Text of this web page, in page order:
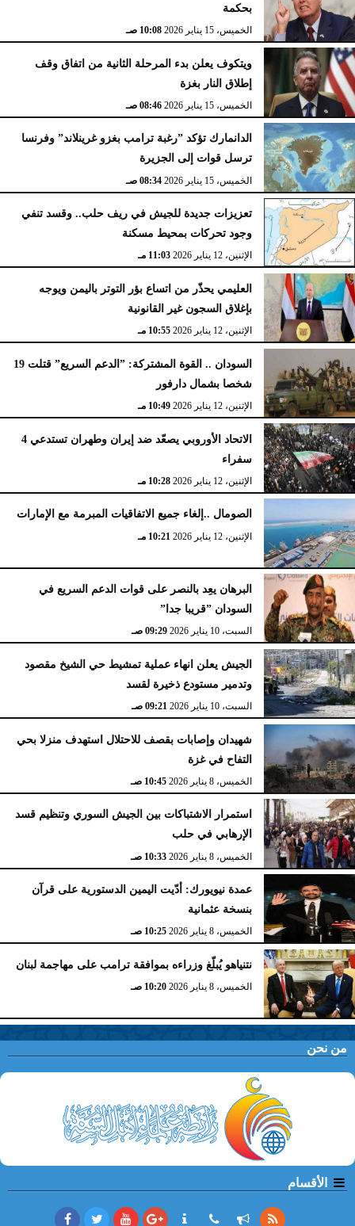
بحكمة
الخميس، 15 يناير 2026 10:08 صـ
ويتكوف يعلن بدء المرحلة الثانية من اتفاق وقف
إطلاق النار بغزة
الخميس، 15 يناير 2026 08:46 صـ
الدانمارك تؤكد ”رغبة ترامب بغزو غرينلاند” وفرنسا
ترسل قوات إلى الجزيرة
الخميس، 15 يناير 2026 08:34 صـ
تعزيزات جديدة للجيش في ريف حلب.. وقسد تنفي
وجود تحركات بمحيط مسكنة
الإثنين، 12 يناير 2026 11:03 مـ
العليمي يحذّر من اتساع بؤر التوتر باليمن ويوجه
بإغلاق السجون غير القانونية
الإثنين، 12 يناير 2026 10:55 مـ
السودان .. القوة المشتركة: ”الدعم السريع” قتلت 19
شخصا بشمال دارفور
الإثنين، 12 يناير 2026 10:49 مـ
الاتحاد الأوروبي يصعّد ضد إيران وطهران تستدعي 4
سفراء
الإثنين، 12 يناير 2026 10:28 مـ
الصومال ..إلغاء جميع الاتفاقيات المبرمة مع الإمارات
الإثنين، 12 يناير 2026 10:21 مـ
البرهان يعِد بالنصر على قوات الدعم السريع في
السودان ”قريبا جدا”
السبت، 10 يناير 2026 09:29 صـ
الجيش يعلن انهاء عملية تمشيط حي الشيخ مقصود
وتدمير مستودع ذخيرة لقسد
السبت، 10 يناير 2026 09:21 صـ
شهيدان وإصابات بقصف للاحتلال استهدف منزلا بحي
التفاح في غزة
الخميس، 8 يناير 2026 10:45 صـ
استمرار الاشتباكات بين الجيش السوري وتنظيم قسد
الإرهابي في حلب
الخميس، 8 يناير 2026 10:33 صـ
عمدة نيويورك: أدّيت اليمين الدستورية على قرآن
بنسخة عثمانية
الخميس، 8 يناير 2026 10:25 صـ
نتنياهو يُبلّغ وزراءه بموافقة ترامب على مهاجمة لبنان
الخميس، 8 يناير 2026 10:20 صـ
من نحن
الأقسام